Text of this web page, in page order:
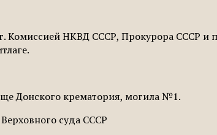
Комиссией НКВД СССР, Прокурора СССР
Донского крематория, могила №1.
суда СССР